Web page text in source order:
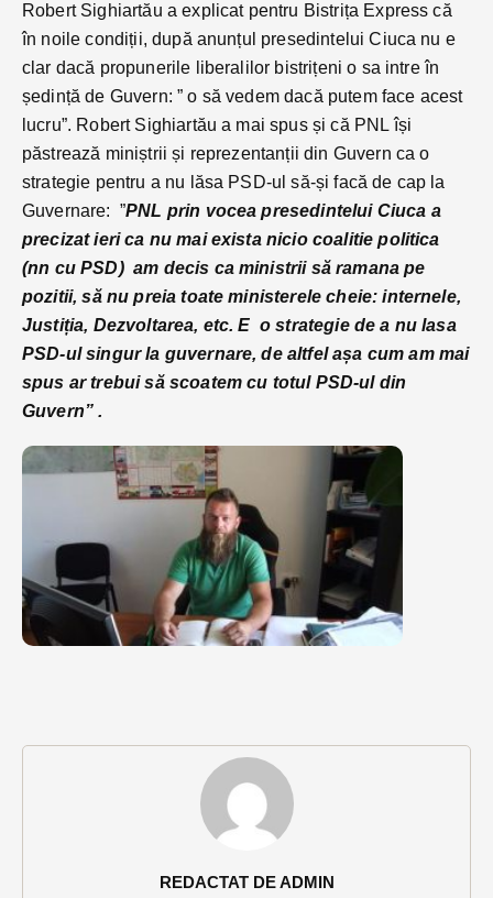
REDACTAT DE ADMIN
Robert Sighiartău a explicat pentru Bistrița Express că
în noile condiții, după anunțul presedintelui Ciuca nu e
clar dacă propunerile liberalilor bistrițeni o sa intre în
ședință de Guvern: ” o să vedem dacă putem face acest
lucru”. Robert Sighiartău a mai spus și că PNL își
păstrează miniștrii și reprezentanții din Guvern ca o
strategie pentru a nu lăsa PSD-ul să-și facă de cap la
Guvernare: ”PNL prin vocea presedintelui Ciuca a
precizat ieri ca nu mai exista nicio coalitie politica
(nn cu PSD) am decis ca ministrii să ramana pe
pozitii, să nu preia toate ministerele cheie: internele,
Justiția, Dezvoltarea, etc. E o strategie de a nu lasa
PSD-ul singur la guvernare, de altfel așa cum am mai
spus ar trebui să scoatem cu totul PSD-ul din
Guvern” .